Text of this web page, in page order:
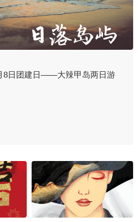
8日团建日——大辣甲岛两日游